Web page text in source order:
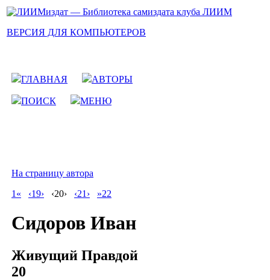
ВЕРСИЯ ДЛЯ КОМПЬЮТЕРОВ
ГЛАВНАЯ АВТОРЫ
ПОИСК МЕНЮ
На страницу автора
1«
‹19› ‹20› ‹21› »22
Сидоров Иван
Живущий Правдой
20